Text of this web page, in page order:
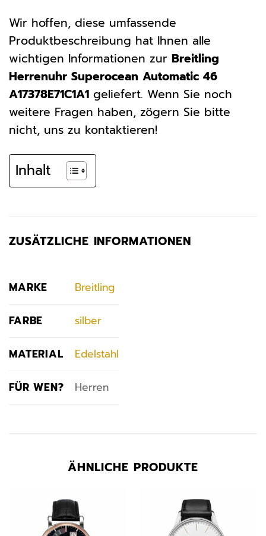
Wir hoffen, diese umfassende
Produktbeschreibung hat Ihnen alle
wichtigen Informationen zur Breitling
Herrenuhr Superocean Automatic 46
A17378E71C1A1 geliefert. Wenn Sie noch
weitere Fragen haben, zögern Sie bitte
nicht, uns zu kontaktieren!
Inhalt
ZUSÄTZLICHE INFORMATIONEN
MARKE Breitling
FARBE silber
MATERIAL Edelstahl
FÜR WEN? Herren
ÄHNLICHE PRODUKTE